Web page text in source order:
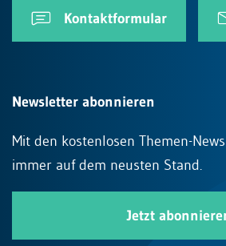
Kontaktformular
Newsletter abonnieren
Mit den kostenlosen Themen-
immer auf dem neusten Stand.
Jetzt